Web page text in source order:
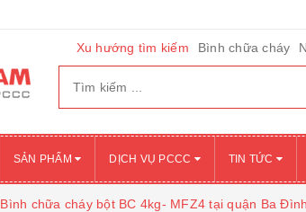
Xu hướng tìm kiếm Bình chữa cháy
SẢN PHẨM DỊCH VỤ PCCC TIN TỨC
Bình chữa cháy bột BC 4kg- MFZ4 tại quận Ba Đình